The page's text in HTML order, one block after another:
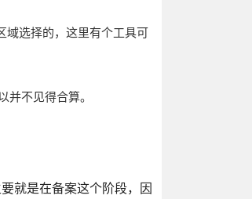
域选择的，这里有个工具可
不见得合算。
就是在备案这个阶段，因